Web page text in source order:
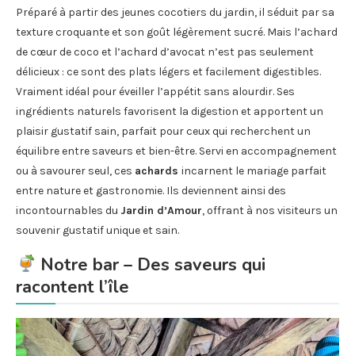
Préparé à partir des jeunes cocotiers du jardin, il séduit par sa
texture croquante et son goût légèrement sucré. Mais l’achard
de cœur de coco et l’achard d’avocat n’est pas seulement
délicieux : ce sont des plats légers et facilement digestibles.
Vraiment idéal pour éveiller l’appétit sans alourdir. Ses
ingrédients naturels favorisent la digestion et apportent un
plaisir gustatif sain, parfait pour ceux qui recherchent un
équilibre entre saveurs et bien-être. Servi en accompagnement
ou à savourer seul, ces achards incarnent le mariage parfait
entre nature et gastronomie. Ils deviennent ainsi des
incontournables du Jardin d’Amour, offrant à nos visiteurs un
souvenir gustatif unique et sain.
Notre bar – Des saveurs qui
racontent l’île